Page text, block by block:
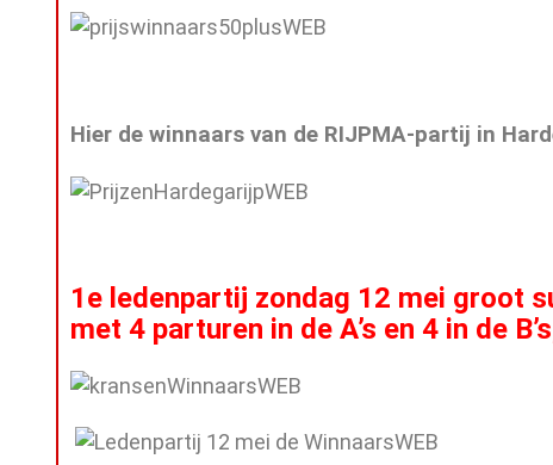
Hier de winnaars van de RIJPMA-partij in
1e ledenpartij zondag 12 mei groot
met 4 parturen in de A’s en 4 in de